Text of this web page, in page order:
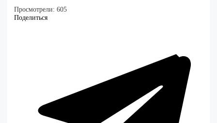
Просмотрели: 605
Поделиться